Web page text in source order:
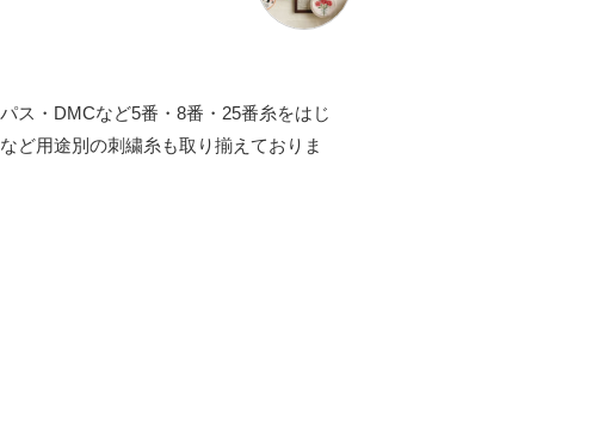
ス・DMCなど5番・8番・25番糸をはじ
ど用途別の刺繍糸も取り揃えておりま